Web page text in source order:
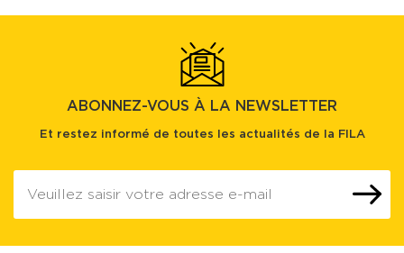
ABONNEZ-VOUS À LA NEWSLETTER
Et restez informé de toutes les actualités de la FILA